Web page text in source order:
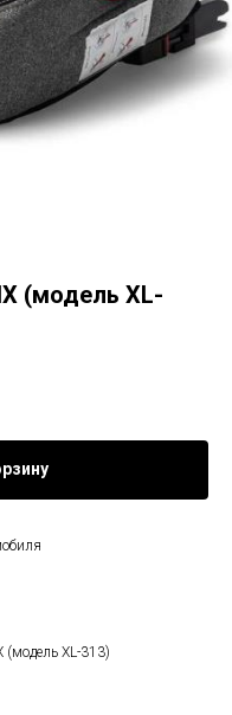
(модель XL-
(модель XL-313)